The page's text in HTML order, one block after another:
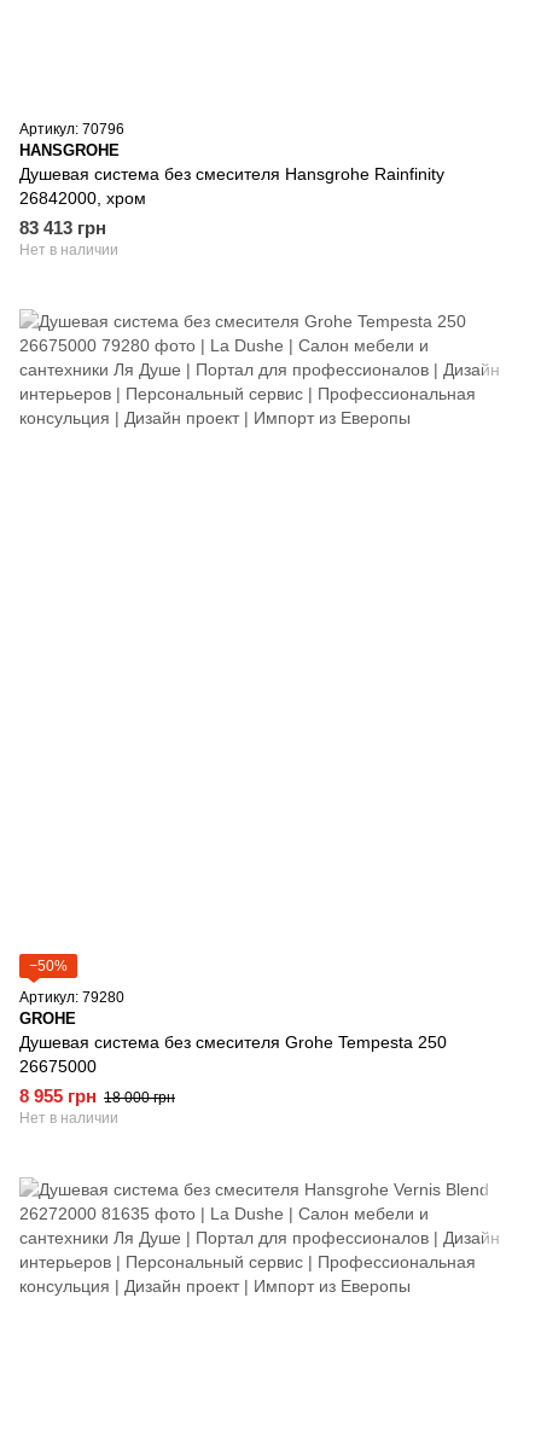
Артикул: 70796
HANSGROHE
Душевая система без смесителя Hansgrohe Rainfinity
26842000, хром
83 413 грн
Нет в наличии
−50%
Артикул: 79280
GROHE
Душевая система без смесителя Grohe Tempesta 250
26675000
8 955 грн 18 000 грн
Нет в наличии